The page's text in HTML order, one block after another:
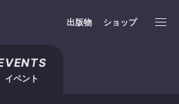
出版物 ショップ
イベント